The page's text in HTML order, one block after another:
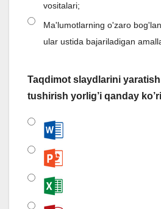
vositalari;
Ma'lumotlarning o'zaro
ular ustida bajariladigan
Taqdimot slaydlarini
tushirish yorlig’i qanday